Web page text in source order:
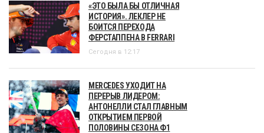
«ЭТО БЫЛА БЫ ОТЛИЧНАЯ
ИСТОРИЯ». ЛЕКЛЕР НЕ
БОИТСЯ ПЕРЕХОДА
ФЕРСТАППЕНА В FERRARI
Сегодня в 12:17
MERCEDES УХОДИТ НА
ПЕРЕРЫВ ЛИДЕРОМ:
АНТОНЕЛЛИ СТАЛ ГЛАВНЫМ
ОТКРЫТИЕМ ПЕРВОЙ
ПОЛОВИНЫ СЕЗОНА Ф1